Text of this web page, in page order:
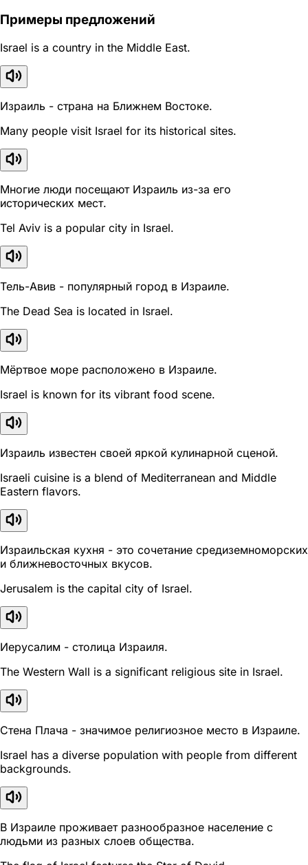
Примеры предложений
Israel is a country in the Middle East.
Израиль - страна на Ближнем Востоке.
Many people visit Israel for its historical sites.
Многие люди посещают Израиль из-за его
исторических мест.
Tel Aviv is a popular city in Israel.
Тель-Авив - популярный город в Израиле.
The Dead Sea is located in Israel.
Мёртвое море расположено в Израиле.
Israel is known for its vibrant food scene.
Израиль известен своей яркой кулинарной сценой.
Israeli cuisine is a blend of Mediterranean and Middle
Eastern flavors.
Израильская кухня - это сочетание средиземноморских
и ближневосточных вкусов.
Jerusalem is the capital city of Israel.
Иерусалим - столица Израиля.
The Western Wall is a significant religious site in Israel.
Стена Плача - значимое религиозное место в Израиле.
Israel has a diverse population with people from different
backgrounds.
В Израиле проживает разнообразное население с
людьми из разных слоев общества.